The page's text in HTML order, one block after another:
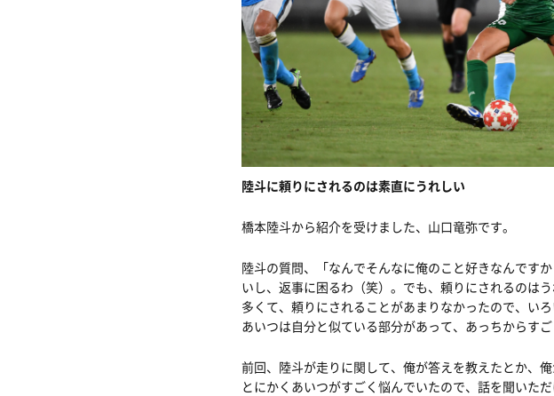
陸斗に頼りにされるのは素直にうれしい
橋本陸斗から紹介を受けました、山口竜弥です。
陸斗の質問、「なんでそんなに俺のこと好きなんです
いし、返事に困るわ（笑）。でも、頼りにされるのは
多くて、頼りにされることがあまりなかったので、い
あいつは自分と似ている部分があって、あっちからす
前回、陸斗が走りに関して、俺が答えを教えたとか、
とにかくあいつがすごく悩んでいたので、話を聞いた